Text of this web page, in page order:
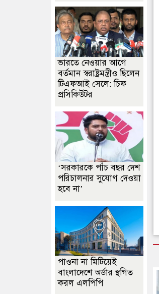
ভারতে নেওয়ার আগে
বর্তমান স্বরাষ্ট্রমন্ত্রীও ছিলেন
টিএফআই সেলে: চিফ
প্রসিকিউটর
‘সরকারকে পাঁচ বছর দেশ
পরিচালনার সুযোগ দেওয়া
হবে না’
পাওনা না মিটিয়েই
বাংলাদেশে অর্ডার স্থগিত
করল এলপিপি